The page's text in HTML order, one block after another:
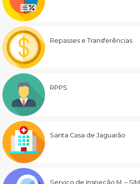
Repasses e Transferências
RPPS
Santa Casa de Jaguarão
Serviço de Inspeção M. – SIM